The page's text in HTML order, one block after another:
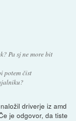
Pa sj ne more bit
potem čist
driverje iz amd
je odgovor, da tiste